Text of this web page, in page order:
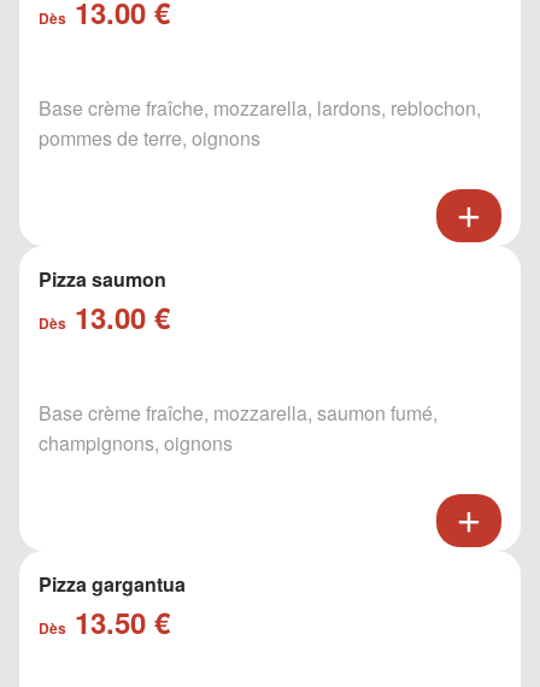
Dès 13.00 €
Base crème fraîche, mozzarella, lardons, reblochon,
pommes de terre, oignons
Pizza saumon
Dès 13.00 €
Base crème fraîche, mozzarella, saumon fumé,
champignons, oignons
Pizza gargantua
Dès 13.50 €